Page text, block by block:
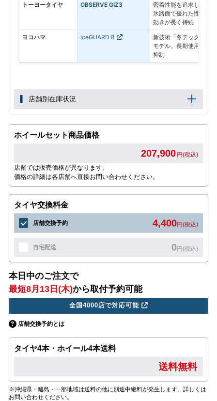
トーヨータイヤ OBSERVE GIZ3
密着性能を追求したプ
氷路面で優れた性能を
効きが長く持続
ヨコハマ iceGUARD 8
新技術「冬テック」で
モデル。長期使用後も
抑制
店舗別在庫状況
ホイールセット商品価格
207,900 円(税込)
店舗では販売価格が異なります。
価格の詳細は各店舗へ直接お問い合わせください。
タイヤ交換料金
店舗交換予約 4,400円(税込)
自宅配送 0円(税込)
本日中のご注文で
最短8月13日(木)から取付予約可能
全国4000店で対応可能
店舗交換予約とは
タイヤ4本・ホイール4本送料
送料無料
※沖縄県・離島・一部地域は送料の他に別途中継料が発生します。詳しくは
お問い合わせください。